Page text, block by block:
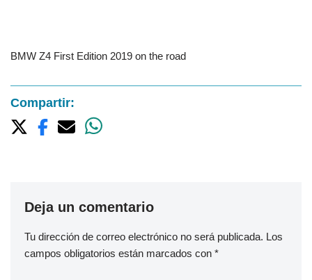
BMW Z4 First Edition 2019 on the road
Compartir:
Deja un comentario
Tu dirección de correo electrónico no será publicada. Los
campos obligatorios están marcados con *